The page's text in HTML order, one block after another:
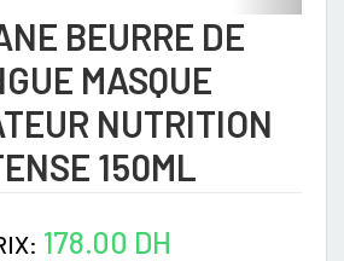
BEURRE DE
MASQUE
NUTRITION
150ML
178.00 DH